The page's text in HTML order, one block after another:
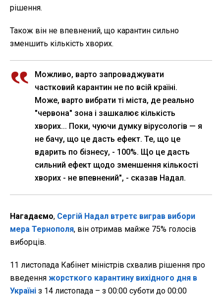
рішення.
Також він не впевнений, що карантин сильно
зменшить кількість хворих.
Можливо, варто запроваджувати
частковий карантин не по всій країні.
Може, варто вибрати ті міста, де реально
"червона" зона і зашкалює кількість
хворих... Поки, чуючи думку вірусологів — я
не бачу, що це дасть ефект. Те, що це
вдарить по бізнесу, - 100%. Що це дасть
сильний ефект щодо зменшення кількості
хворих - не впевнений", - сказав Надал.
Нагадаємо, Сергій Надал втретє виграв вибори
мера Тернополя, він отримав майже 75% голосів
виборців.
11 листопада Кабінет міністрів схвалив рішення про
введення жорсткого карантину вихідного дня в
Україні з 14 листопада – з 00:00 суботи до 00:00